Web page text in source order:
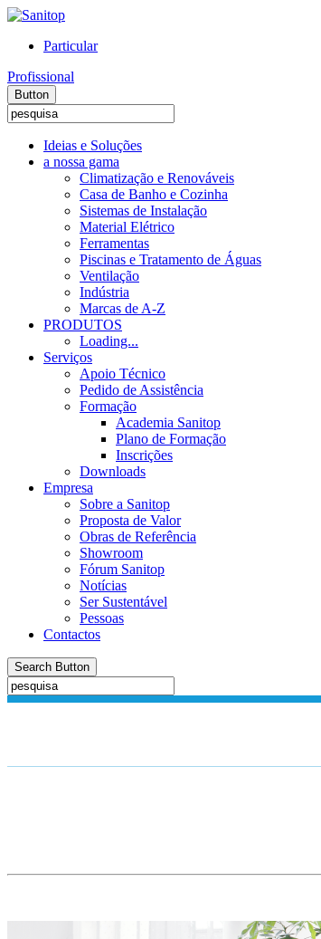
Particular
Profissional
Button
Ideias e Soluções
a nossa gama
Climatização e Renováveis
Casa de Banho e Cozinha
Sistemas de Instalação
Material Elétrico
Ferramentas
Piscinas e Tratamento de Águas
Ventilação
Indústria
Marcas de A-Z
PRODUTOS
Loading...
Serviços
Apoio Técnico
Pedido de Assistência
Formação
Academia Sanitop
Plano de Formação
Inscrições
Downloads
Empresa
Sobre a Sanitop
Proposta de Valor
Obras de Referência
Showroom
Fórum Sanitop
Notícias
Ser Sustentável
Pessoas
Contactos
Search Button